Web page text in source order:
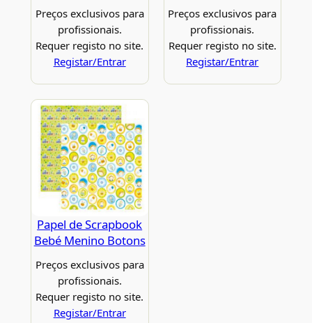
Preços exclusivos para
profissionais.
Requer registo no site.
Registar/Entrar
Preços exclusivos para
profissionais.
Requer registo no site.
Registar/Entrar
Papel de Scrapbook
Bebé Menino Botons
Preços exclusivos para
profissionais.
Requer registo no site.
Registar/Entrar